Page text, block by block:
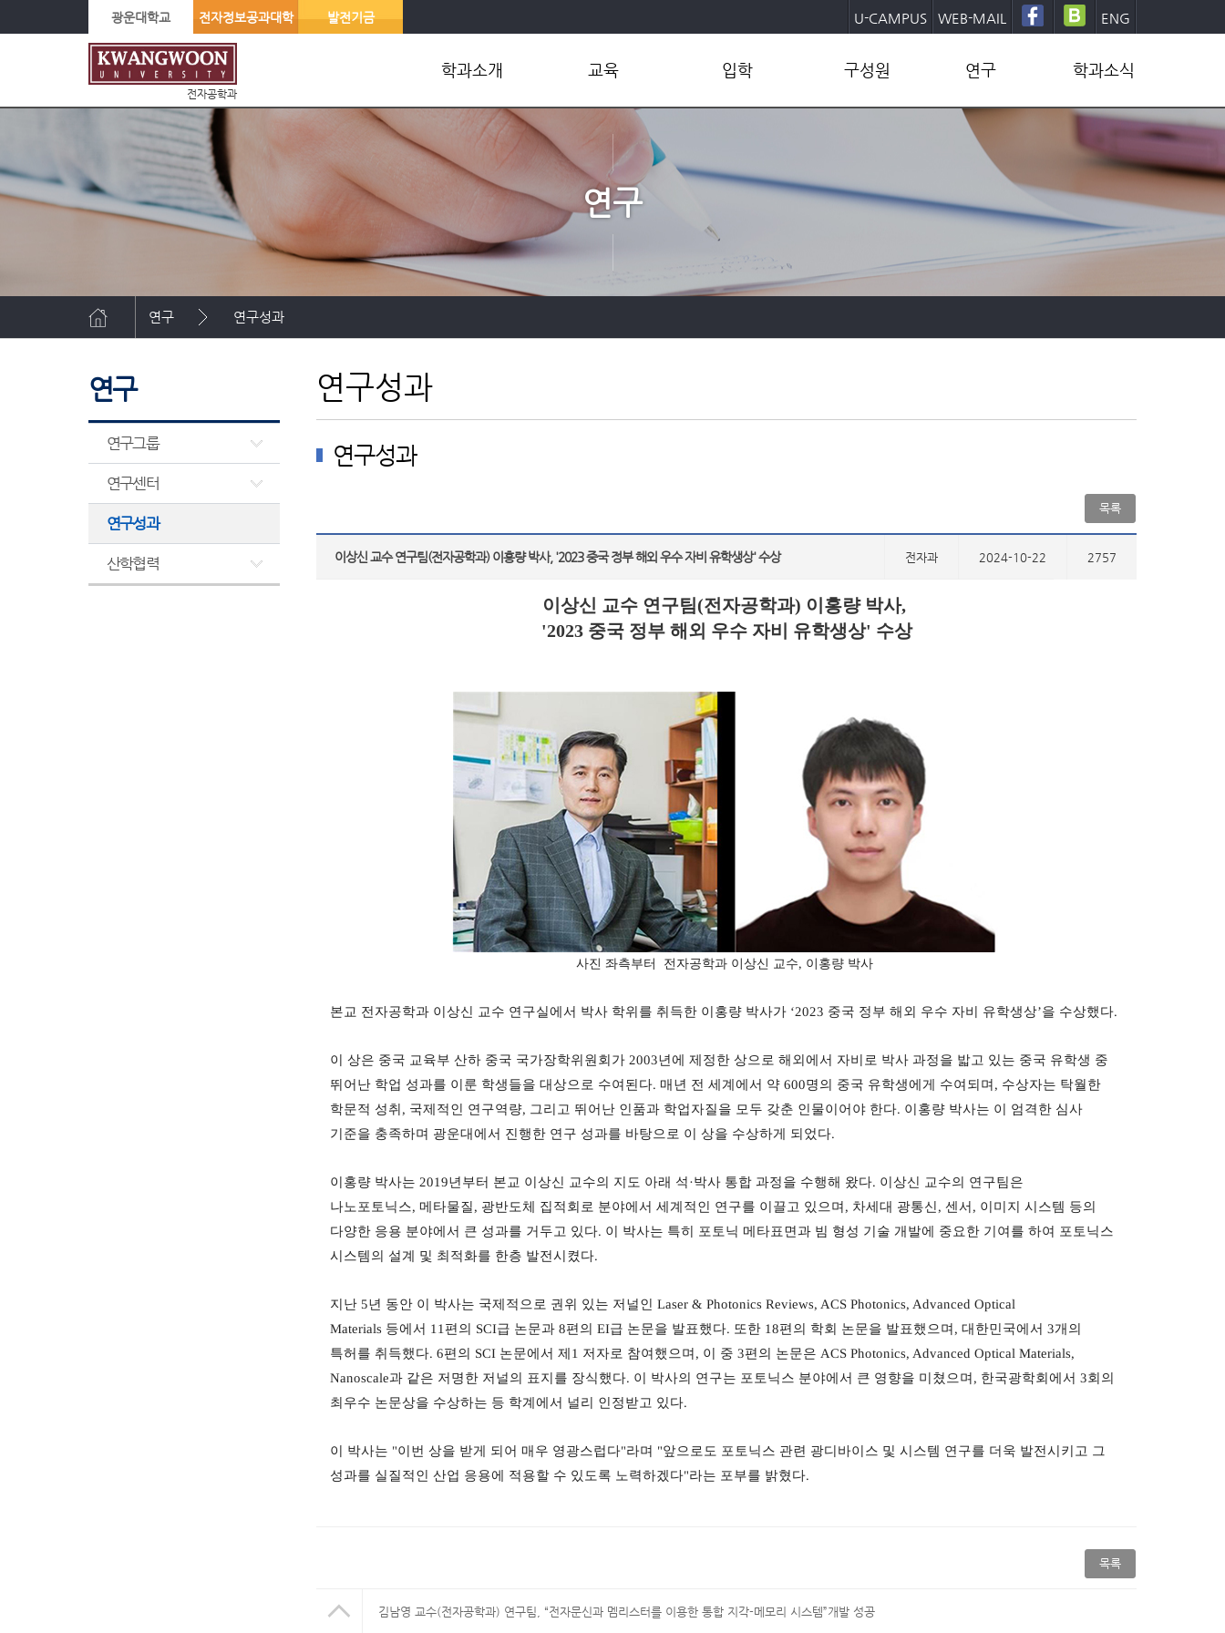
광운대학교 전자정보공과대학 발전기금 U-CAMPUS WEB-MAIL ENG
전자공학과
학과소개
학과개요
학과장인사말
연혁
조직 및 연락처
오시는길
교육
학부
대학원
공학인증
교육환경
입학
편입학
대학원생모집
구성원 연구
연구그룹
연구센터
산학협력
학과소식
학부
대학원
양식/문서
연구
연구 연구성과
연구
연구그룹
연구센터
연구성과
산학협력
연구성과
연구성과
목록
이상신 교수 연구팀(전자공학과) 이홍량 박사, '2023 중국 정부 해외 우수 자비 유학생상' 수상 전자과 2024-10-22 2757
이상신 교수 연구팀(전자공학과) 이홍량 박사,
'2023 중국 정부 해외 우수 자비 유학생상' 수상
사진 좌측부터 전자공학과 이상신 교수, 이홍량 박사
본교 전자공학과 이상신 교수 연구실에서 박사 학위를 취득한 이홍량 박사가 ‘2023 중국 정부 해외 우수 자비 유학생상’을 수상했다.
이 상은 중국 교육부 산하 중국 국가장학위원회가 2003년에 제정한 상으로 해외에서 자비로 박사 과정을 밟고 있는 중국 유학생 중
뛰어난 학업 성과를 이룬 학생들을 대상으로 수여된다.매년 전 세계에서 약600명의 중국 유학생에게 수여되며 , 수상자는 탁월한
학문적 성취 , 국제적인 연구역량, 그리고 뛰어난 인품과 학업자질을 모두 갖춘 인물이어야 한다. 이홍량 박사는 이 엄격한 심사
기준을 충족하며 광운대에서 진행한 연구 성과를 바탕으로 이 상을 수상하게 되었다.
이홍량 박사는 2019년부터 본교 이상신 교수의 지도 아래 석·박사 통합 과정을 수행해 왔다. 이상신 교수의 연구팀은
나노포토닉스,메타물질, 광반도체 집적회로 분야에서 세계적인 연구를 이끌고 있으며 , 차세대 광통신 ,센서 , 이미지 시스템 등의
다양한 응용 분야에서 큰 성과를 거두고 있다. 이 박사는 특히 포토닉 메타표면과 빔 형성 기술 개발에 중요한 기여를 하여 포토닉스
시스템의 설계 및 최적화를 한층 발전시켰다.
지난5년 동안 이 박사는 국제적으로 권위 있는 저널인Laser & Photonics Reviews, ACS Photonics, Advanced Optical
Materials 등에서 11 편의 SCI급 논문과8편의EI급 논문을 발표했다. 또한 18편의 학회 논문을 발표했으며 ,대한민국에서3개의
특허를 취득했다. 6편의 SCI 논문에서 제 1 저자로 참여했으며 , 이 중3편의 논문은 ACS Photonics, Advanced Optical Materials,
Nanoscale과 같은 저명한 저널의 표지를 장식했다. 이 박사의 연구는 포토닉스 분야에서 큰 영향을 미쳤으며 , 한국광학회에서 3회의
최우수 논문상을 수상하는 등 학계에서 널리 인정받고 있다.
이 박사는 "이번 상을 받게 되어 매우 영광스럽다"라며 "앞으로도 포토닉스 관련 광디바이스 및 시스템 연구를 더욱 발전시키고 그
성과를 실질적인 산업 응용에 적용할 수 있도록 노력하겠다"라는 포부를 밝혔다.
목록
김남영 교수(전자공학과) 연구팀, “전자문신과 멤리스터를 이용한 통합 지각-메모리 시스템”개발 성공